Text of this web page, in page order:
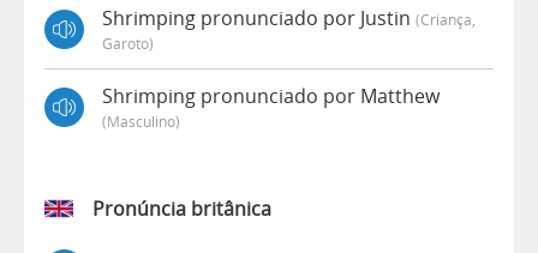
Shrimping pronunciado por Justin (criança,
Garoto)
Shrimping pronunciado por Matthew
(masculino)
Pronúncia britânica